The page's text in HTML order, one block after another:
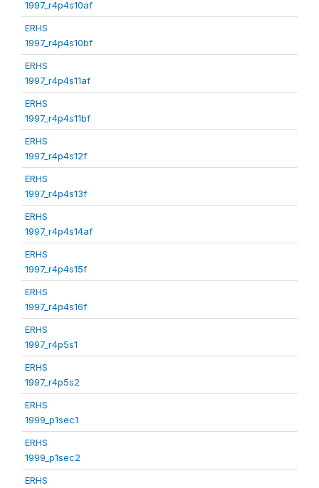
1997_r4p4s10af
ERHS
1997_r4p4s10bf
ERHS
1997_r4p4s11af
ERHS
1997_r4p4s11bf
ERHS
1997_r4p4s12f
ERHS
1997_r4p4s13f
ERHS
1997_r4p4s14af
ERHS
1997_r4p4s15f
ERHS
1997_r4p4s16f
ERHS
1997_r4p5s1
ERHS
1997_r4p5s2
ERHS
1999_p1sec1
ERHS
1999_p1sec2
ERHS